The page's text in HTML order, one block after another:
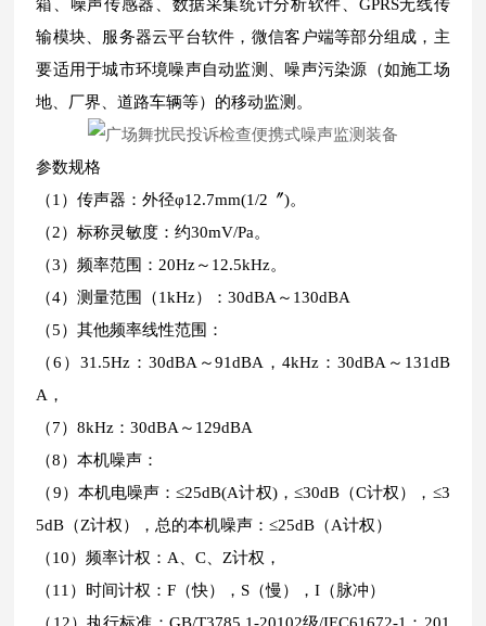
箱、噪声传感器、数据采集统计分析软件、GPRS无线传
输模块、服务器云平台软件，微信客户端等部分组成，主
要适用于城市环境噪声自动监测、噪声污染源（如施工场
地、厂界、道路车辆等）的移动监测。
参数规格
（1）传声器：外径φ12.7mm(1/2〞)。
（2）标称灵敏度：约30mV/Pa。
（3）频率范围：20Hz～12.5kHz。
（4）测量范围（1kHz）：30dBA～130dBA
（5）其他频率线性范围：
（6）31.5Hz：30dBA～91dBA，4kHz：30dBA～131dB
A，
（7）8kHz：30dBA～129dBA
（8）本机噪声：
（9）本机电噪声：≤25dB(A计权)，≤30dB（C计权），≤3
5dB（Z计权），总的本机噪声：≤25dB（A计权）
（10）频率计权：A、C、Z计权，
（11）时间计权：F（快），S（慢），I（脉冲）